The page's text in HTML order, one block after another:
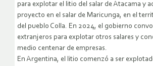
para explotar el litio del salar de Atacama y
proyecto en el salar de Maricunga, en el
del pueblo Colla. En 2024, el gobierno
extranjeros para explotar otros salares y
medio centenar de empresas.
En Argentina, el litio comenzó a ser